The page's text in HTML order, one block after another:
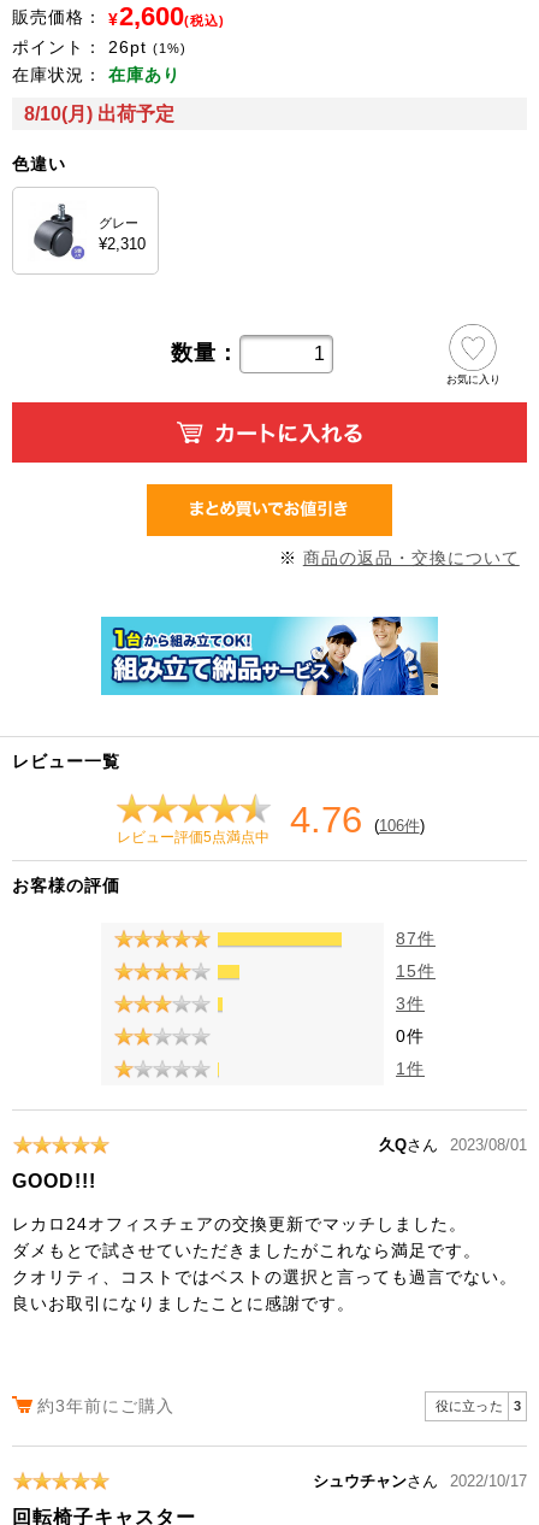
販売価格： ¥2,600(税込)
ポイント： 26pt (1%)
在庫状況： 在庫あり
8/10(月) 出荷予定
色違い
グレー
¥2,310
数量：
お気に入り
※ 商品の返品・交換について
レビュー一覧
レビュー評価5点満点中 4.76 (106件)
お客様の評価
87件
15件
3件
0件
1件
久Qさん 2023/08/01
GOOD!!!
レカロ24オフィスチェアの交換更新でマッチしました。
ダメもとで試させていただきましたがこれなら満足です。
クオリティ、コストではベストの選択と言っても過言でない。
良いお取引になりましたことに感謝です。
約3年前にご購入 役に立った 3
シュウチャンさん 2022/10/17
回転椅子キャスター